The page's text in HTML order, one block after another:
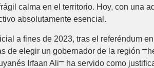
calma en el territorio. Hoy, con una
absolutamente esencial.
a fines de 2023, tras el referéndum
de elegir un gobernador de la región
Irfaan Ali⎻ ha servido como